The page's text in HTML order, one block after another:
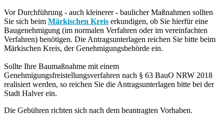
Vor Durchführung - auch kleinerer - baulicher Maßnahmen sollten
Sie sich beim Märkischen Kreis erkundigen, ob Sie hierfür eine
Baugenehmigung (im normalen Verfahren oder im vereinfachten
Verfahren) benötigen. Die Antragsunterlagen reichen Sie bitte beim
Märkischen Kreis, der Genehmigungsbehörde ein.
Sollte Ihre Baumaßnahme mit einem
Genehmigungsfreistellungsverfahren nach § 63 BauO NRW 2018
realisiert werden, so reichen Sie die Antragsunterlagen bitte bei der
Stadt Halver ein.
Die Gebühren richten sich nach dem beantragten Vorhaben.